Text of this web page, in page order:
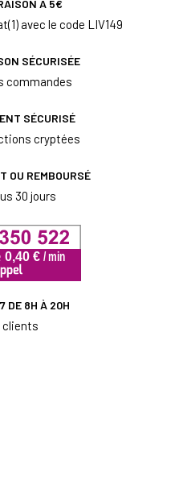
À 5€
avec le code LIV149
SÉCURISÉE
commandes
SÉCURISÉ
cryptées
OU REMBOURSÉ
30 jours
DE 8H À 20H
clients